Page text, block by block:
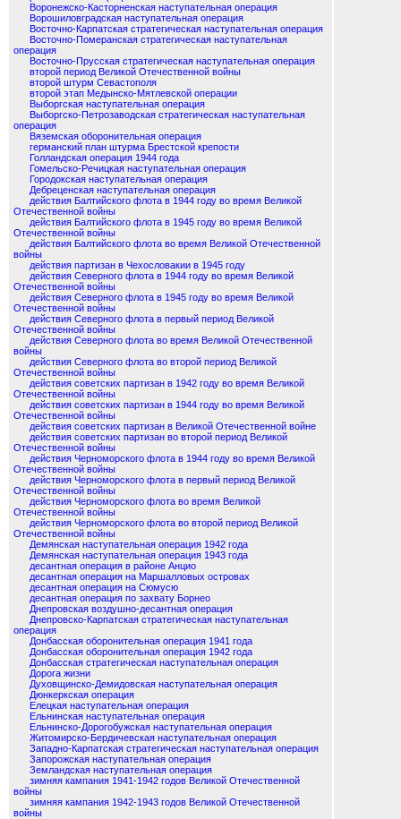
Воронежско-Касторненская наступательная операция
Ворошиловградская наступательная операция
Восточно-Карпатская стратегическая наступательная операция
Восточно-Померанская стратегическая наступательная
операция
Восточно-Прусская стратегическая наступательная операция
второй период Великой Отечественной войны
второй штурм Севастополя
второй этап Медынско-Мятлевской операции
Выборгская наступательная операция
Выборгско-Петрозаводская стратегическая наступательная
операция
Вяземская оборонительная операция
германский план штурма Брестской крепости
Голландская операция 1944 года
Гомельско-Речицкая наступательная операция
Городокская наступательная операция
Дебреценская наступательная операция
действия Балтийского флота в 1944 году во время Великой
Отечественной войны
действия Балтийского флота в 1945 году во время Великой
Отечественной войны
действия Балтийского флота во время Великой Отечественной
войны
действия партизан в Чехословакии в 1945 году
действия Северного флота в 1944 году во время Великой
Отечественной войны
действия Северного флота в 1945 году во время Великой
Отечественной войны
действия Северного флота в первый период Великой
Отечественной войны
действия Северного флота во время Великой Отечественной
войны
действия Северного флота во второй период Великой
Отечественной войны
действия советских партизан в 1942 году во время Великой
Отечественной войны
действия советских партизан в 1944 году во время Великой
Отечественной войны
действия советских партизан в Великой Отечественной войне
действия советских партизан во второй период Великой
Отечественной войны
действия Черноморского флота в 1944 году во время Великой
Отечественной войны
действия Черноморского флота в первый период Великой
Отечественной войны
действия Черноморского флота во время Великой
Отечественной войны
действия Черноморского флота во второй период Великой
Отечественной войны
Демянская наступательная операция 1942 года
Демянская наступательная операция 1943 года
десантная операция в районе Анцио
десантная операция на Маршалловых островах
десантная операция на Сюмусю
десантная операция по захвату Борнео
Днепровская воздушно-десантная операция
Днепровско-Карпатская стратегическая наступательная
операция
Донбасская оборонительная операция 1941 года
Донбасская оборонительная операция 1942 года
Донбасская стратегическая наступательная операция
Дорога жизни
Духовщинско-Демидовская наступательная операция
Дюнкеркская операция
Елецкая наступательная операция
Ельнинская наступательная операция
Ельнинско-Дорогобужская наступательная операция
Житомирско-Бердичевская наступательная операция
Западно-Карпатская стратегическая наступательная операция
Запорожская наступательная операция
Земландская наступательная операция
зимняя кампания 1941-1942 годов Великой Отечественной
войны
зимняя кампания 1942-1943 годов Великой Отечественной
войны